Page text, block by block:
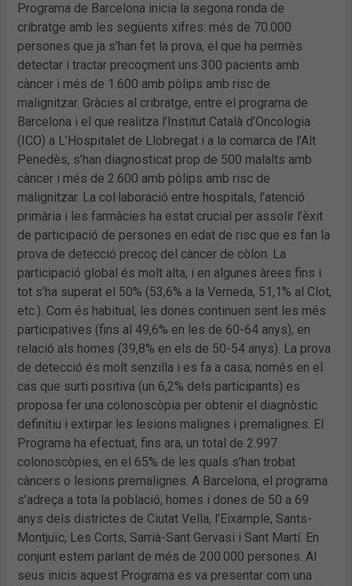
Programa de Barcelona inicia la segona ronda de
cribratge amb les següents xifres: més de 70.000
persones que ja s’han fet la prova, el que ha permès
detectar i tractar precoçment uns 300 pacients amb
càncer i més de 1.600 amb pòlips amb risc de
malignitzar. Gràcies al cribratge, entre el programa de
Barcelona i el que realitza l’Institut Català d’Oncologia
(ICO) a L’Hospitalet de Llobregat i a la comarca de l’Alt
Penedès, s’han diagnosticat prop de 500 malalts amb
càncer i més de 2.600 amb pòlips amb risc de
malignitzar. La col·laboració entre hospitals, l’atenció
primària i les farmàcies ha estat crucial per assolir l’èxit
de participació de persones en edat de risc que es fan la
prova de detecció precoç del càncer de còlon. La
participació global és molt alta, i en algunes àrees fins i
tot s’ha superat el 50% (53,6% a la Verneda, 51,1% al Clot,
etc.). Com és habitual, les dones continuen sent les més
participatives (fins al 49,6% en les de 60-64 anys), en
relació als homes (39,8% en els de 50-54 anys). La prova
de detecció és molt senzilla i es fa a casa; només en el
cas que surti positiva (un 6,2% dels participants) es
proposa fer una colonoscòpia per obtenir el diagnòstic
definitiu i extirpar les lesions malignes i premalignes. El
Programa ha efectuat, fins ara, un total de 2.997
colonoscòpies, en el 65% de les quals s’han trobat
càncers o lesions premalignes. A Barcelona, el programa
s’adreça a tota la població, homes i dones de 50 a 69
anys dels districtes de Ciutat Vella, l’Eixample, Sants-
Montjuïc, Les Corts, Sarrià-Sant Gervasi i Sant Martí. En
conjunt estem parlant de més de 200.000 persones. Al
seus inicis aquest Programa es va presentar com una